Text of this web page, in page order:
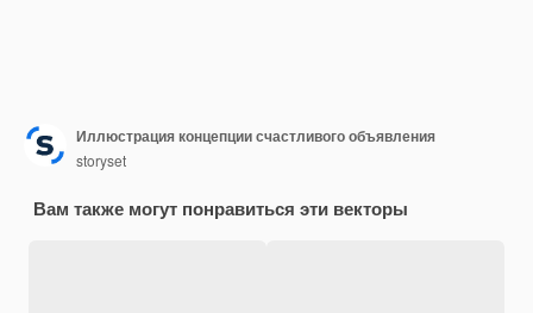
Иллюстрация концепции счастливого объявления
storyset
Вам также могут понравиться эти векторы